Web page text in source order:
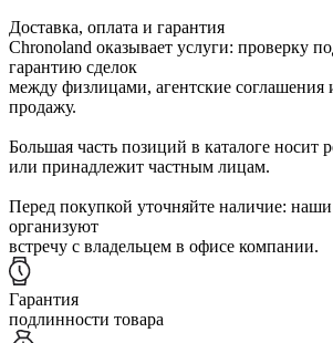
Доставка, оплата и гарантия
Chronoland оказывает услуги: проверку
гарантию сделок
между физлицами, агентские
продажу.
Большая часть позиций в каталоге носит
или принадлежит частным лицам.
Перед покупкой уточняйте наличие:
организуют
встречу с владельцем в офисе компании.
Гарантия
подлинности товара